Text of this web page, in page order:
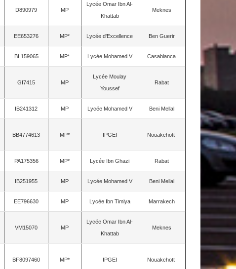
D890979 MP
Lycée Omar Ibn Al-
Khattab
Meknes
EE653276 MP* Lycée d'Excellence Ben Guerir
BL159065 MP* Lycée Mohamed V Casablanca
GI7415 MP
Lycée Moulay
Youssef
Rabat
IB241312 MP Lycée Mohamed V Beni Mellal
BB4774613 MP* IPGEI Nouakchott
PA175356 MP* Lycée Ibn Ghazi Rabat
IB251955 MP Lycée Mohamed V Beni Mellal
EE796630 MP Lycée Ibn Timiya Marrakech
VM15070 MP
Lycée Omar Ibn Al-
Khattab
Meknes
BF8097460 MP* IPGEI Nouakchott